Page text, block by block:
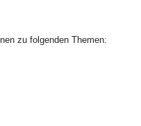
zu folgenden Themen: